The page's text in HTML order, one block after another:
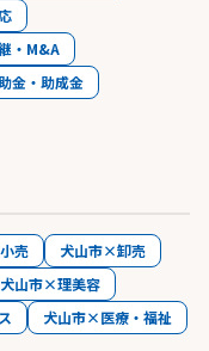
・M&A
金・助成金
売
犬山市×卸売
犬山市×理美容
犬山市×医療・福祉